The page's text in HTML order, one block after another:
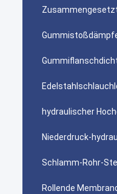
hydraulischer
Niederdruck-
Schlamm-Rohr-
Rollende